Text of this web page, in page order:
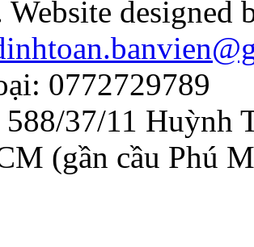
designed
0772729789
37/11 Huỳnh
(gần cầu Phú